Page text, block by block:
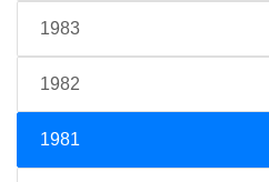
1983
1982
1981